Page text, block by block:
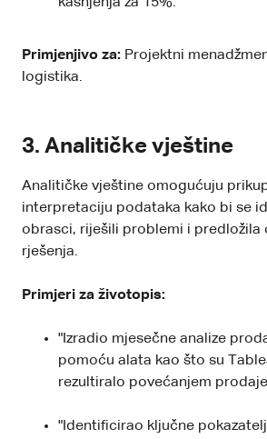
Primjenjivo za: Projektni
logistika.
3. Analitičke vještine
Analitičke vještine omogućuju
interpretaciju podataka kako bi se
obrasci, riješili problemi i predložila
rješenja.
Primjeri za životopis:
"Izradio mjesečne analize
pomoću alata kao što su
rezultiralo povećanjem
"Identificirao ključne